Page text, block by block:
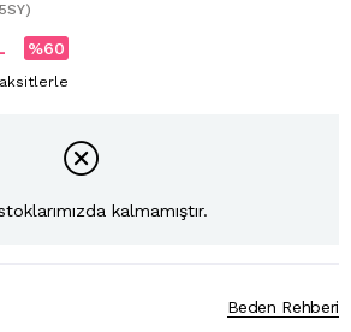
60
kalmamıştır.
Beden Rehberi